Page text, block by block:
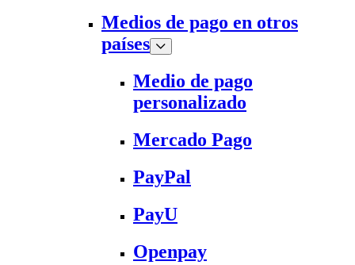
Medios de pago en otros
países
Medio de pago
personalizado
Mercado Pago
PayPal
PayU
Openpay